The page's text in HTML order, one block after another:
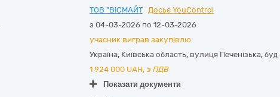
ТОВ "ВІСМАЙТ
Досьє YouControl
з 04-03-2026 по 12-03-2026
учасник виграв закупівлю
Україна, Київська область, вулиця Печенізька, буд
1 924 000 UAH, з ПДВ
Показати документи